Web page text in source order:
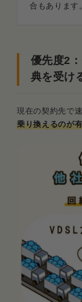
合もあります
優先度2
典を受け
現在の契約先で
乗り換えるのが